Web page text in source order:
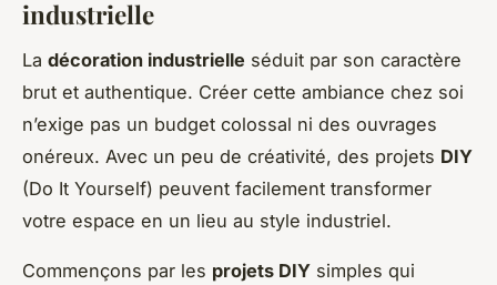
industrielle
La décoration industrielle séduit par son caractère
brut et authentique. Créer cette ambiance chez soi
n’exige pas un budget colossal ni des ouvrages
onéreux. Avec un peu de créativité, des projets DIY
(Do It Yourself) peuvent facilement transformer
votre espace en un lieu au style industriel.
Commençons par les projets DIY simples qui